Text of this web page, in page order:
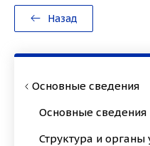
Назад
Основные сведения
Основные сведения
Структура и органы